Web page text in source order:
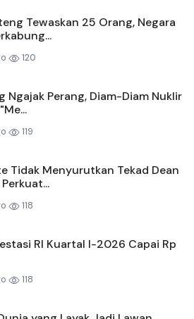
Tewaskan 25 Orang, Negara
120
Ngajak Perang, Diam-Diam Nuklir
119
Tidak Menyurutkan Tekad Dean
118
RI Kuartal I-2026 Capai Rp
118